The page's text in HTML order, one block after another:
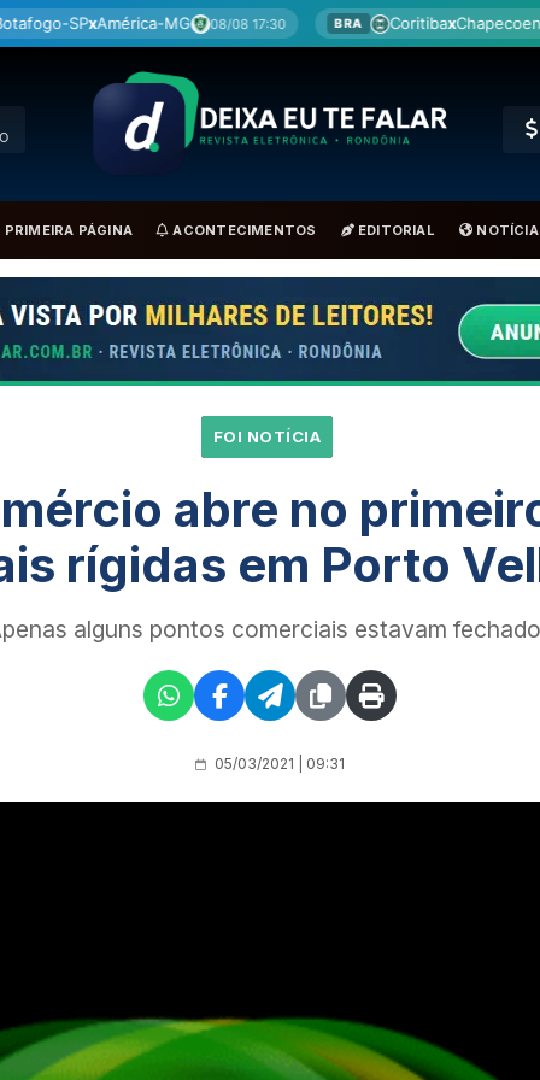
17:30 BRA CoritibaxChapecoense 08/08 19:30 BRA
PRIMEIRA PÁGINA ACONTECIMENTOS EDITORIAL
FOI NOTÍCIA
abre no
rígidas em Porto
alguns pontos comerciais estavam
05/03/2021 | 09:31